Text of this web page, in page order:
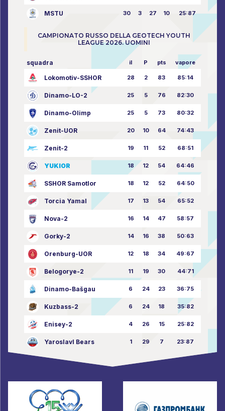
MSTU 30 3 27 10 25:87
CAMPIONATO RUSSO DELLA GEOTECH YOUTH
LEAGUE 2026. UOMINI
squadra il P pts vapore
Lokomotiv-SSHOR 28 2 83 85:14
Dinamo-LO-2 25 5 76 82:30
Dinamo-Olimp 25 5 73 80:32
Zenit-UOR 20 10 64 74:43
Zenit-2 19 11 52 68:51
YUKIOR 18 12 54 64:46
SSHOR Samotlor 18 12 52 64:50
Torcia Yamal 17 13 54 65:52
Nova-2 16 14 47 58:57
Gorky-2 14 16 38 50:63
Orenburg-UOR 12 18 34 49:67
Belogorye-2 11 19 30 44:71
Dinamo-Bašgau 6 24 23 36:75
Kuzbass-2 6 24 18 35:82
Enisey-2 4 26 15 25:82
Yaroslavl Bears 1 29 7 23:87